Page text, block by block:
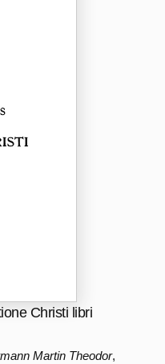
Christi libri
Martin Theodor,